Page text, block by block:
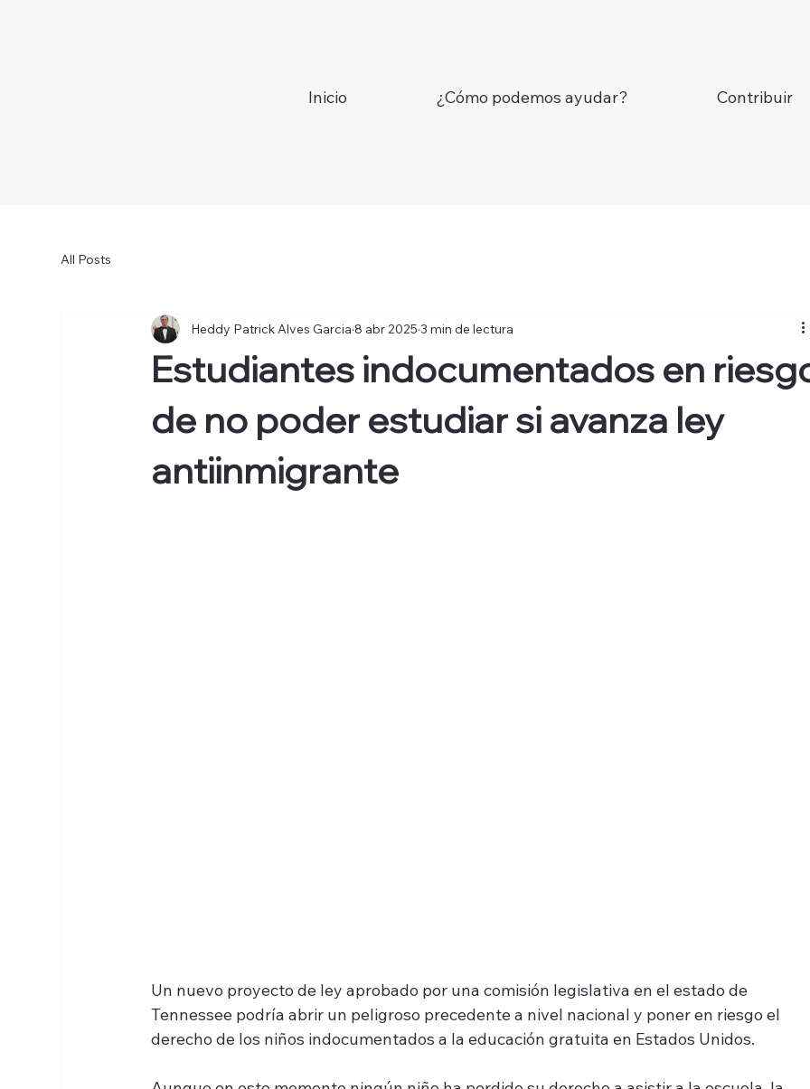
Inicio ¿Cómo podemos ayudar? Contribuir
All Posts
Estudiantes indocumentados en
de no poder estudiar si avanza ley
antiinmigrante
Heddy Patrick Alves Garcia 8 abr 2025 3 min de lectura
Un nuevo proyecto de ley aprobado por una comisión legislativa en el estado de
Tennessee podría abrir un peligroso precedente a nivel nacional y poner en riesgo el
derecho de los niños indocumentados a la educación gratuita en Estados Unidos.